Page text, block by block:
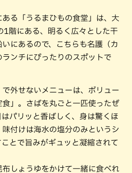
る「うるまひもの食堂」は、大
1階にある、明るく広々とした干
にあるので、こちらも名護（カ
ランチにぴったりのスポットで
で外せないメニューは、ボリュー
食」。さばを丸ごと一匹使ったぜ
パリッと香ばしく、身は驚くほ
付けは海水の塩分のみというシ
とで旨みがギュッと凝縮されて
しょうゆをかけて一緒に食べれ